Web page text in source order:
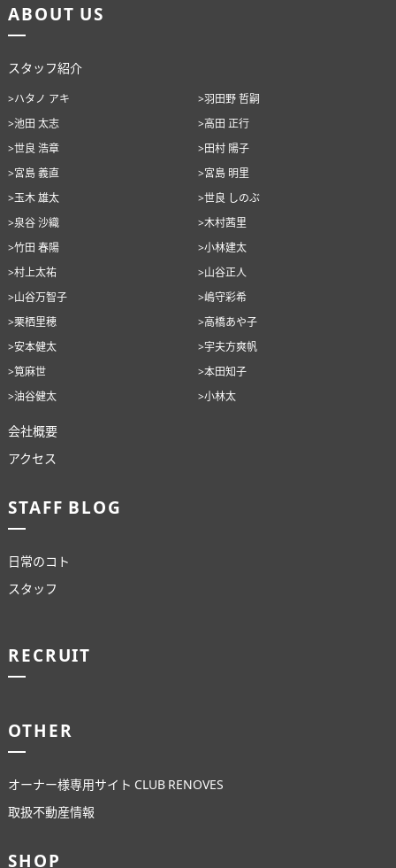
ABOUT US
スタッフ紹介
>ハタノ アキ
>羽田野 哲嗣
>池田 太志
>高田 正行
>世良 浩章
>田村 陽子
>宮島 義直
>宮島 明里
>玉木 雄太
>世良 しのぶ
>泉谷 沙織
>木村茜里
>竹田 春陽
>小林建太
>村上太祐
>山谷正人
>山谷万智子
>嶋守彩希
>栗栖里穂
>高橋あや子
>安本健太
>宇夫方爽帆
>筧麻世
>本田知子
>油谷健太
>小林太
会社概要
アクセス
STAFF BLOG
日常のコト
スタッフ
RECRUIT
OTHER
オーナー様専用サイト CLUB RENOVES
取扱不動産情報
SHOP